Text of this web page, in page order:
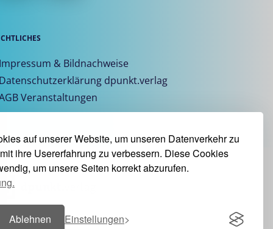
auf unserer Website, um unseren Datenverkehr zu
ihre Usererfahrung zu verbessern. Diese Cookies
um unsere Seiten korrekt abzurufen.
Ablehnen Einstellungen
& Bildnachweise
dpunkt.verlag
Veranstaltungen